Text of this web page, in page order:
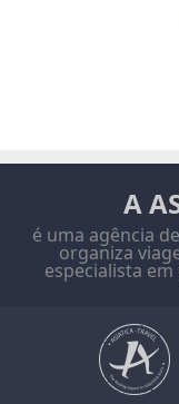
A
é uma agência
organiza
especialista